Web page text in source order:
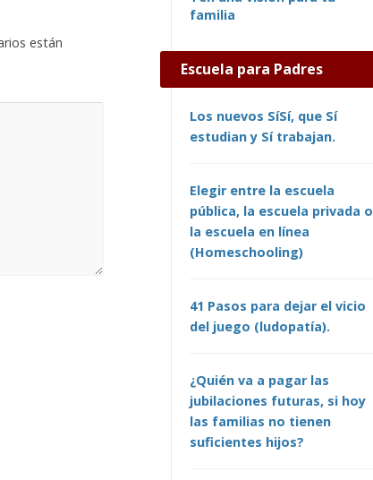
están
familia
Escuela para Padres
Los nuevos SíSí, que Sí
estudian y Sí trabajan.
Elegir entre la escuela
pública, la escuela privada o
la escuela en línea
(Homeschooling)
41 Pasos para dejar el vicio
del juego (ludopatía).
¿Quién va a pagar las
jubilaciones futuras, si hoy
las familias no tienen
suficientes hijos?